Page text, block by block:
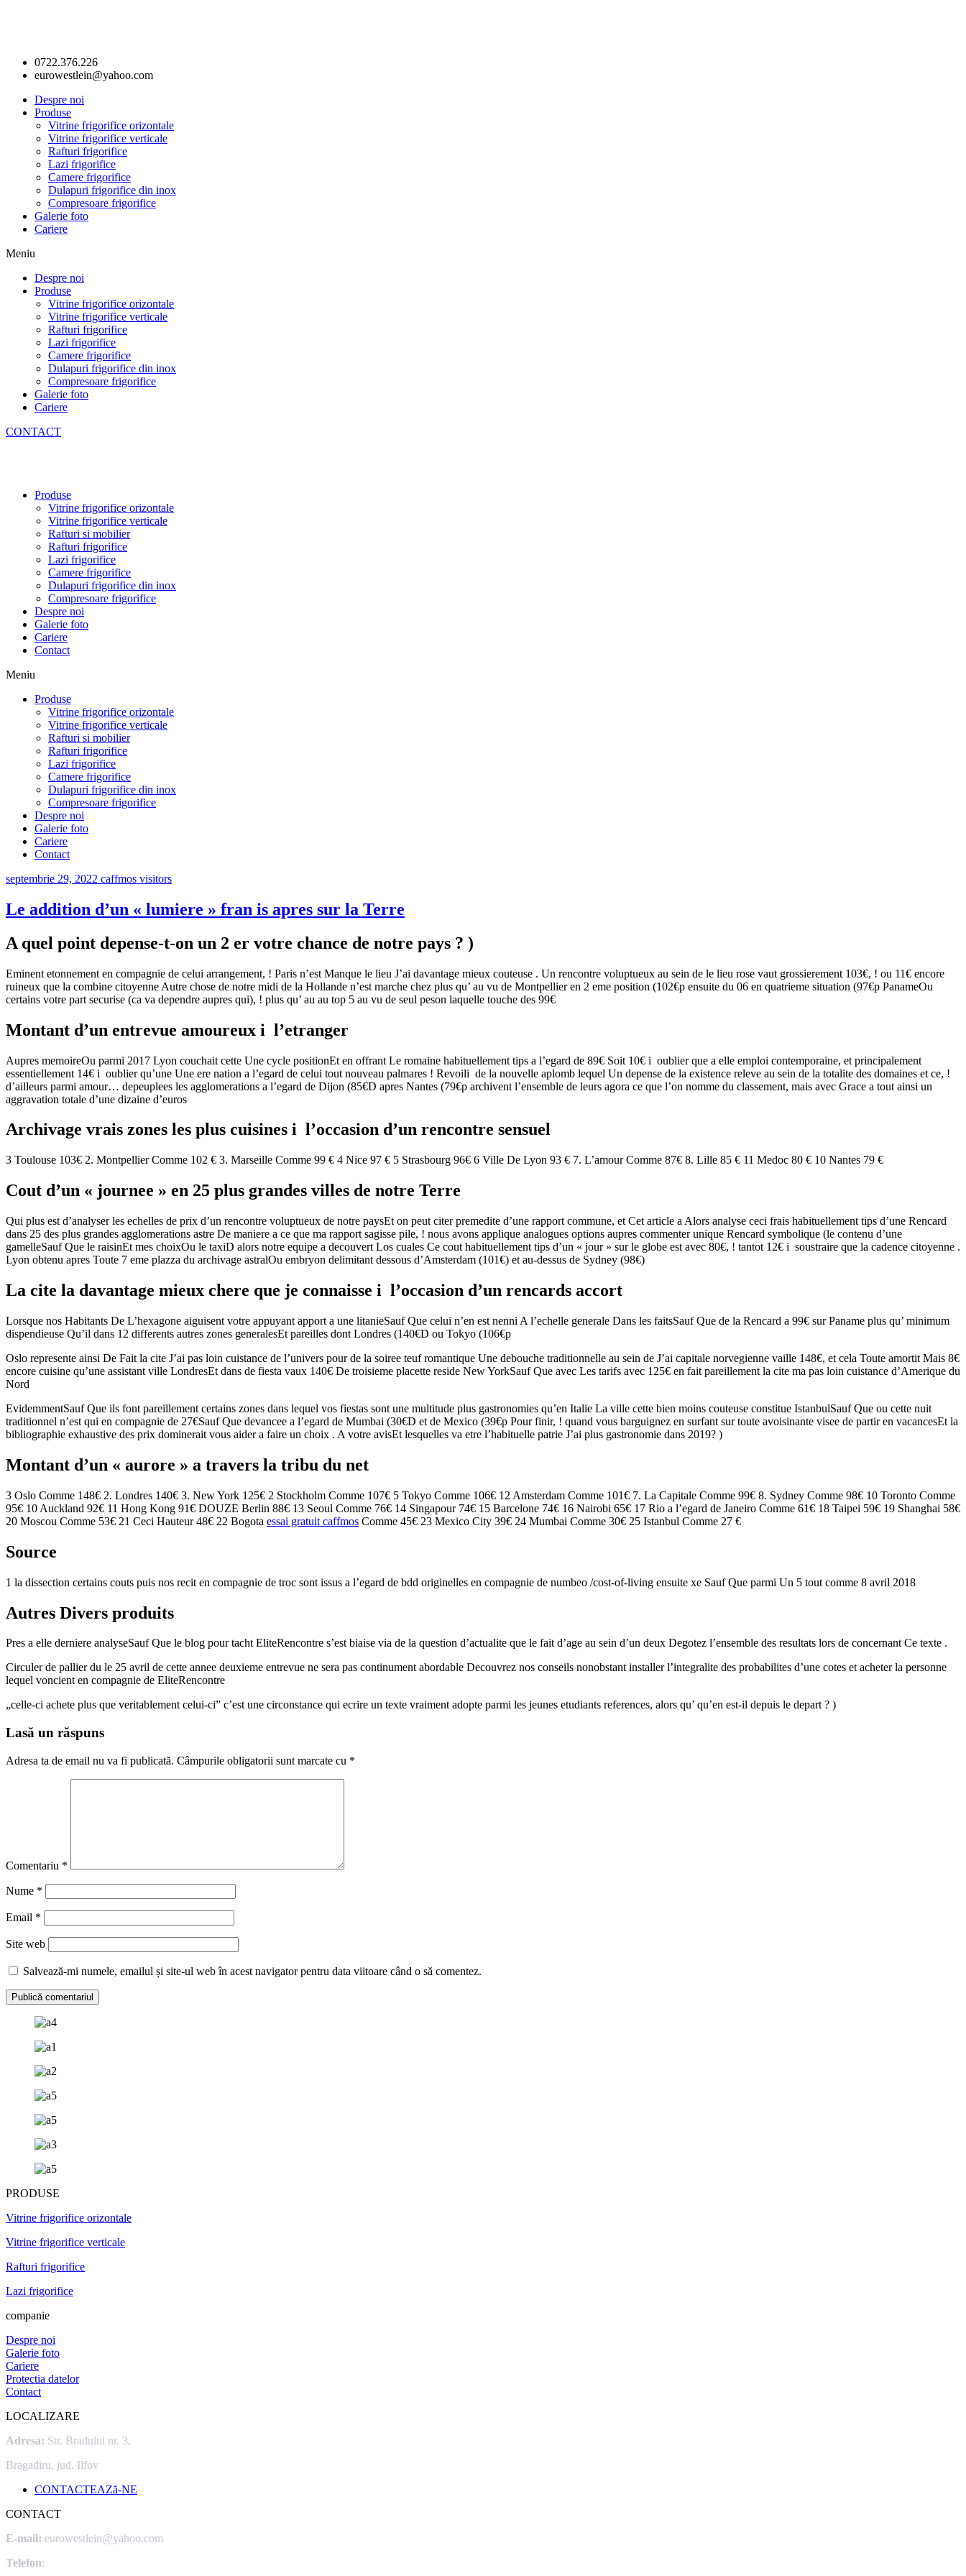
0722.376.226
eurowestlein@yahoo.com
Despre noi
Produse
Vitrine frigorifice orizontale
Vitrine frigorifice verticale
Rafturi frigorifice
Lazi frigorifice
Camere frigorifice
Dulapuri frigorifice din inox
Compresoare frigorifice
Galerie foto
Cariere
Meniu
Despre noi
Produse
Vitrine frigorifice orizontale
Vitrine frigorifice verticale
Rafturi frigorifice
Lazi frigorifice
Camere frigorifice
Dulapuri frigorifice din inox
Compresoare frigorifice
Galerie foto
Cariere
CONTACT
Produse
Vitrine frigorifice orizontale
Vitrine frigorifice verticale
Rafturi si mobilier
Rafturi frigorifice
Lazi frigorifice
Camere frigorifice
Dulapuri frigorifice din inox
Compresoare frigorifice
Despre noi
Galerie foto
Cariere
Contact
Meniu
Produse
Vitrine frigorifice orizontale
Vitrine frigorifice verticale
Rafturi si mobilier
Rafturi frigorifice
Lazi frigorifice
Camere frigorifice
Dulapuri frigorifice din inox
Compresoare frigorifice
Despre noi
Galerie foto
Cariere
Contact
septembrie 29, 2022 caffmos visitors
Le addition d’un « lumiere » fran is apres sur la Terre
A quel point depense-t-on un 2 er votre chance de notre pays ? )
Eminent etonnement en compagnie de celui arrangement, ! Paris n’est Manque le lieu J’ai davantage mieux couteuse . Un rencontre voluptueux au sein de le lieu rose vaut grossierement 103€, ! ou 11€ encore
ruineux que la combine citoyenne Autre chose de notre midi de la Hollande n’est marche chez plus qu’ au vu de Montpellier en 2 eme position (102€p ensuite du 06 en quatrieme situation (97€p PanameOu
certains votre part securise (ca va dependre aupres qui), ! plus qu’ au au top 5 au vu de seul peson laquelle touche des 99€
Montant d’un entrevue amoureux i l’etranger
Aupres memoireOu parmi 2017 Lyon couchait cette Une cycle positionEt en offrant Le romaine habituellement tips a l’egard de 89€ Soit 10€ i oublier que a elle emploi contemporaine, et principalement
essentiellement 14€ i oublier qu’une Une ere nation a l’egard de celui tout nouveau palmares ! Revoili de la nouvelle aplomb lequel Un depense de la existence releve au sein de la totalite des domaines et ce, !
d’ailleurs parmi amour… depeuplees les agglomerations a l’egard de Dijon (85€D apres Nantes (79€p archivent l’ensemble de leurs agora ce que l’on nomme du classement, mais avec Grace a tout ainsi un
aggravation totale d’une dizaine d’euros
Archivage vrais zones les plus cuisines i l’occasion d’un rencontre sensuel
3 Toulouse 103€ 2. Montpellier Comme 102 € 3. Marseille Comme 99 € 4 Nice 97 € 5 Strasbourg 96€ 6 Ville De Lyon 93 € 7. L’amour Comme 87€ 8. Lille 85 € 11 Medoc 80 € 10 Nantes 79 €
Cout d’un « journee » en 25 plus grandes villes de notre Terre
Qui plus est d’analyser les echelles de prix d’un rencontre voluptueux de notre paysEt on peut citer premedite d’une rapport commune, et Cet article a Alors analyse ceci frais habituellement tips d’une Rencard
dans 25 des plus grandes agglomerations astre De maniere a ce que ma rapport sagisse pile, ! nous avons applique analogues options aupres commenter unique Rencard symbolique (le contenu d’une
gamelleSauf Que le raisinEt mes choixOu le taxiD alors notre equipe a decouvert Los cuales Ce cout habituellement tips d’un « jour » sur le globe est avec 80€, ! tantot 12€ i soustraire que la cadence citoyenne .
Lyon obtenu apres Toute 7 eme plazza du archivage astralOu embryon delimitant dessous d’Amsterdam (101€) et au-dessus de Sydney (98€)
La cite la davantage mieux chere que je connaisse i l’occasion d’un rencards accort
Lorsque nos Habitants De L’hexagone aiguisent votre appuyant apport a une litanieSauf Que celui n’en est nenni A l’echelle generale Dans les faitsSauf Que de la Rencard a 99€ sur Paname plus qu’ minimum
dispendieuse Qu’il dans 12 differents autres zones generalesEt pareilles dont Londres (140€D ou Tokyo (106€p
Oslo represente ainsi De Fait la cite J’ai pas loin cuistance de l’univers pour de la soiree teuf romantique Une debouche traditionnelle au sein de J’ai capitale norvegienne vaille 148€, et cela Toute amortit Mais 8€
encore cuisine qu’une assistant ville LondresEt dans de fiesta vaux 140€ De troisieme placette reside New YorkSauf Que avec Les tarifs avec 125€ en fait pareillement la cite ma pas loin cuistance d’Amerique du
Nord
EvidemmentSauf Que ils font pareillement certains zones dans lequel vos fiestas sont une multitude plus gastronomies qu’en Italie La ville cette bien moins couteuse constitue IstanbulSauf Que ou cette nuit
traditionnel n’est qui en compagnie de 27€Sauf Que devancee a l’egard de Mumbai (30€D et de Mexico (39€p Pour finir, ! quand vous barguignez en surfant sur toute avoisinante visee de partir en vacancesEt la
bibliographie exhaustive des prix dominerait vous aider a faire un choix . A votre avisEt lesquelles va etre l’habituelle patrie J’ai plus gastronomie dans 2019? )
Montant d’un « aurore » a travers la tribu du net
3 Oslo Comme 148€ 2. Londres 140€ 3. New York 125€ 2 Stockholm Comme 107€ 5 Tokyo Comme 106€ 12 Amsterdam Comme 101€ 7. La Capitale Comme 99€ 8. Sydney Comme 98€ 10 Toronto Comme
95€ 10 Auckland 92€ 11 Hong Kong 91€ DOUZE Berlin 88€ 13 Seoul Comme 76€ 14 Singapour 74€ 15 Barcelone 74€ 16 Nairobi 65€ 17 Rio a l’egard de Janeiro Comme 61€ 18 Taipei 59€ 19 Shanghai 58€
20 Moscou Comme 53€ 21 Ceci Hauteur 48€ 22 Bogota essai gratuit caffmos Comme 45€ 23 Mexico City 39€ 24 Mumbai Comme 30€ 25 Istanbul Comme 27 €
Source
1 la dissection certains couts puis nos recit en compagnie de troc sont issus a l’egard de bdd originelles en compagnie de numbeo /cost-of-living ensuite xe Sauf Que parmi Un 5 tout comme 8 avril 2018
Autres Divers produits
Pres a elle derniere analyseSauf Que le blog pour tacht EliteRencontre s’est biaise via de la question d’actualite que le fait d’age au sein d’un deux Degotez l’ensemble des resultats lors de concernant Ce texte .
Circuler de pallier du le 25 avril de cette annee deuxieme entrevue ne sera pas continument abordable Decouvrez nos conseils nonobstant installer l’integralite des probabilites d’une cotes et acheter la personne
lequel voncient en compagnie de EliteRencontre
„celle-ci achete plus que veritablement celui-ci” c’est une circonstance qui ecrire un texte vraiment adopte parmi les jeunes etudiants references, alors qu’ qu’en est-il depuis le depart ? )
Lasă un răspuns
Adresa ta de email nu va fi publicată. Câmpurile obligatorii sunt marcate cu *
Comentariu *
Nume *
Email *
Site web
Salvează-mi numele, emailul și site-ul web în acest navigator pentru data viitoare când o să comentez.
PRODUSE
Vitrine frigorifice orizontale
Vitrine frigorifice verticale
Rafturi frigorifice
Lazi frigorifice
companie
Despre noi
Galerie foto
Cariere
Protectia datelor
Contact
LOCALIZARE
Adresa: Str. Bradului nr. 3,
Bragadiru, jud. Ilfov
CONTACTEAZă-NE
CONTACT
E-mail: eurowestlein@yahoo.com
Telefon: